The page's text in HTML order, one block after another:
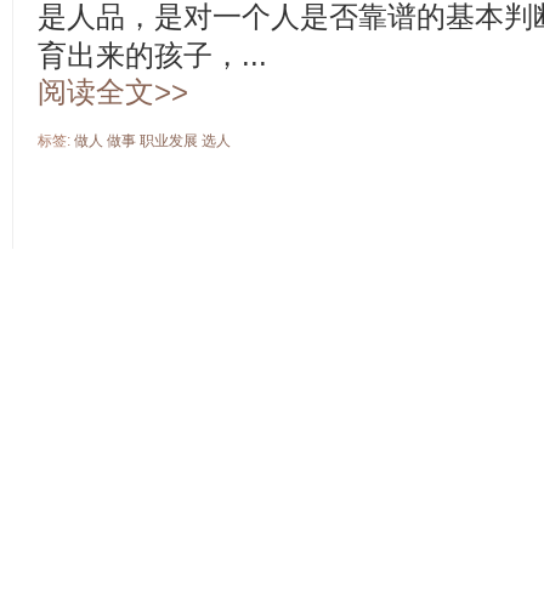
是人品，是对一个人是否靠谱的基本
育出来的孩子，...
阅读全文>>
标签: 做人 做事 职业发展 选人